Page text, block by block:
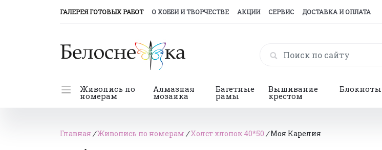
ГАЛЕРЕЯ ГОТОВЫХ РАБОТ(CURRENT)
О ХОББИ И ТВОРЧЕСТВЕ АКЦИИ СЕРВИС ДОСТАВКА И ОПЛАТА
Живопись по
номерам
Алмазная
мозаика
Багетные
рамы
Вышивание
крестом
Блокноты
Главная /Живопись по номерам /Холст хлопок 40*50 /Моя Карелия